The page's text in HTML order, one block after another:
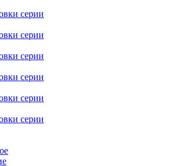
серии
серии
серии
серии
серии
серии